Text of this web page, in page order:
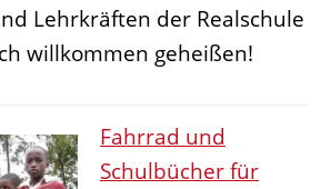
Lehrkräften der Realschule
willkommen geheißen!
Fahrrad und
Schulbücher für